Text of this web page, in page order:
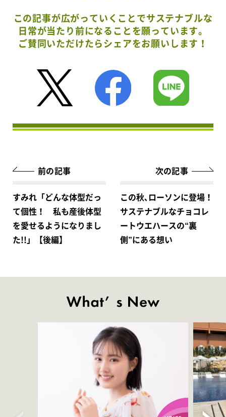
この記事が広がっていくことでサステナブルな
日常が当たり前になることを願っています。
ご賛同いただけたらシェアをお願いします！
前の記事
すみれ「どんな体型だっ
て個性！ 私も産後体型
を愛せるようになりまし
た!!」【後編】
次の記事
この秋､ローソンに登場！
サステナブルなチョコレ
ートウエハースの“裏
側”にある想い